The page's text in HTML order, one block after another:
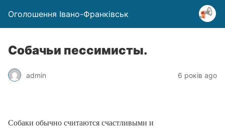
Оголошення Івано-Франківськ
Собачьи пессимисты.
admin 6 років ago
Собаки обычно считаются счастливыми и